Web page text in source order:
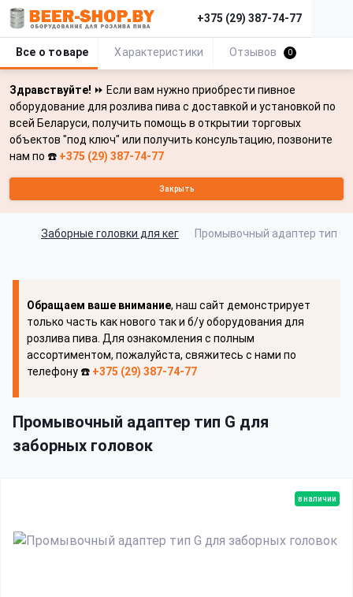
Здравствуйте! ⏩ Если вам нужно приобрести пивное
оборудование для розлива пива с доставкой и установкой по
всей Беларуси, получить помощь в открытии торговых
объектов "под ключ" или получить консультацию, позвоните
нам по ☎️ +375 (29) 387-74-77
Закрыть
+375 (29) 387-74-77
Заборные головки для кег Промывочный адаптер тип G
Обращаем ваше внимание, наш сайт демонстрирует
только часть как нового так и б/у оборудования для
розлива пива. Для ознакомления с полным
ассортиментом, пожалуйста, свяжитесь с нами по
телефону ☎️ +375 (29) 387-74-77
Промывочный адаптер тип G для
заборных головок
Все о товаре Характеристики Отзывов 0
в наличии